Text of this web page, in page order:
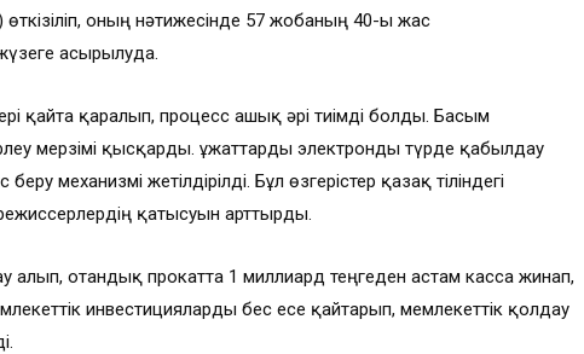
оның нәтижесінде 57 жобаның 40-ы жас
асырылуда.
қайта қаралып, процесс ашық әрі тиімді болды. Басым
мерзімі қысқарды. Құжаттарды электронды түрде қабылдау
механизмі жетілдірілді. Бұл өзгерістер қазақ тіліндегі
қатысуын арттырды.
алып, отандық прокатта 1 миллиард теңгеден астам касса жинап,
инвестицияларды бес есе қайтарып, мемлекеттік қолдау